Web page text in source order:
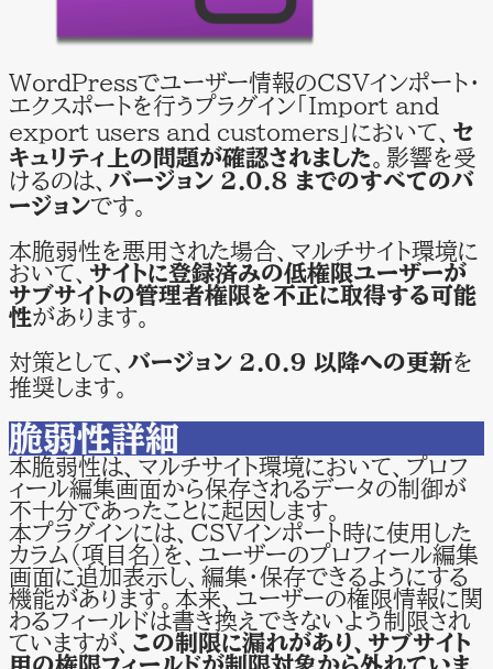
WordPressでユーザー情報のCSVインポート・
エクスポートを行うプラグイン「Import and
export users and customers」において、 セ
キュリティ上の問題が確認されました。影響を受
けるのは、 バージョン 2.0.8 までのすべてのバ
ージョンです。
本脆弱性を悪用された場合、マルチサイト環境に
おいて、 サイトに登録済みの低権限ユーザーが
サブサイトの管理者権限を不正に取得する可能
性があります。
対策として、 バージョン 2.0.9 以降への更新を
推奨します。
脆弱性詳細
本脆弱性は、マルチサイト環境において、プロフ
ィール編集画面から保存されるデータの制御が
不十分であったことに起因します。
本プラグインには、CSVインポート時に使用した
カラム（項目名）を、ユーザーのプロフィール編集
画面に追加表示し、編集・保存できるようにする
機能があります。本来、ユーザーの権限情報に関
わるフィールドは書き換えできないよう制限され
ていますが、 この制限に漏れがあり、サブサイト
用の権限フィールドが制限対象から外れていま